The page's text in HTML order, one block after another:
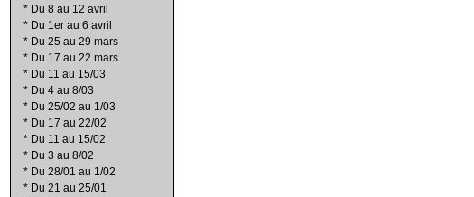
* Du 8 au 12 avril
* Du 1er au 6 avril
* Du 25 au 29 mars
* Du 17 au 22 mars
* Du 11 au 15/03
* Du 4 au 8/03
* Du 25/02 au 1/03
* Du 17 au 22/02
* Du 11 au 15/02
* Du 3 au 8/02
* Du 28/01 au 1/02
* Du 21 au 25/01